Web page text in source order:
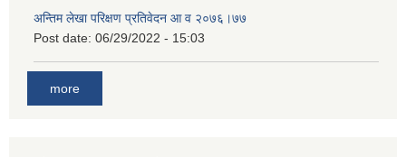
अन्तिम लेखा परिक्षण प्रतिवेदन आ व २०७६।७७
Post date: 06/29/2022 - 15:03
more